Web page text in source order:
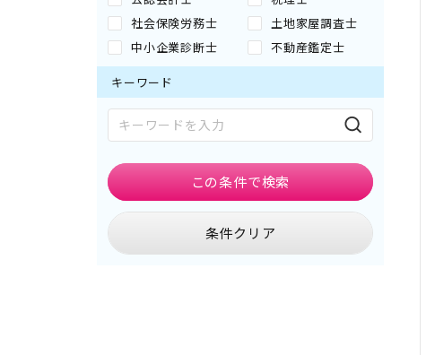
社会保険労務士
土地家屋調査士
中小企業診断士
不動産鑑定士
キーワード
条件クリア
この条件で検索